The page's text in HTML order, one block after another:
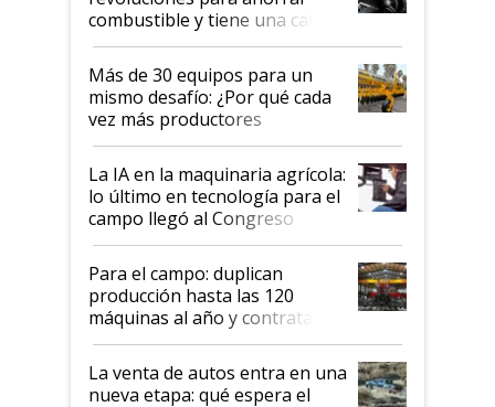
combustible y tiene una cabina
que parece una computadora:
lo último en el mundo,
disponible en Argentina
Más de 30 equipos para un
mismo desafío: ¿Por qué cada
vez más productores
incorporan fertilizante bajo
tierra?
La IA en la maquinaria agrícola:
lo último en tecnología para el
campo llegó al Congreso
Aapresid 2026
Para el campo: duplican
producción hasta las 120
máquinas al año y contratan
especialistas de la industria
automotriz para lograrlo
La venta de autos entra en una
nueva etapa: qué espera el